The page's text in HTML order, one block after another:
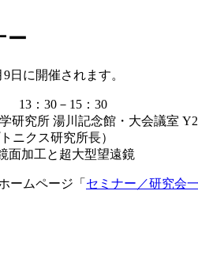
ー
日に開催されます。
13：30－15：30
研究所 湯川記念館・大会議室
ニクス研究所長）
面加工と超大型望遠鏡
ームページ「 セミナー／研究会